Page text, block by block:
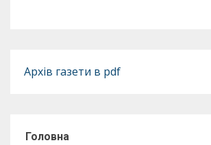
Архів газети в pdf
Головна